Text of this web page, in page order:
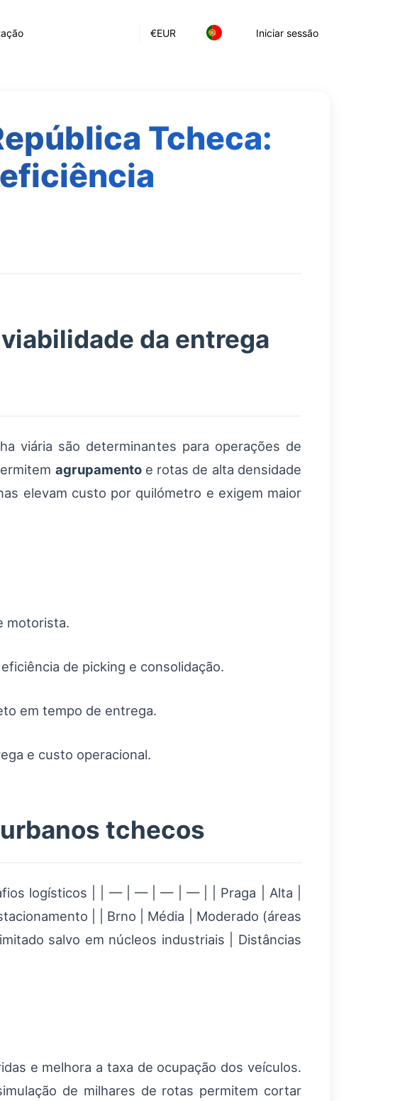
€EUR Iniciar sessão
Tcheca:
da entrega
viária são determinantes para operações de
agrupamentoe rotas de alta densidade
elevam custo por quilómetro e exigem maior
motorista.
de picking e consolidação.
em tempo de entrega.
e custo operacional.
tchecos
logísticos | | — | — | — | — | | Praga | Alta |
| | Brno | Média | Moderado (áreas
salvo em núcleos industriais | Distâncias
e melhora a taxa de ocupação dos veículos.
de milhares de rotas permitem cortar